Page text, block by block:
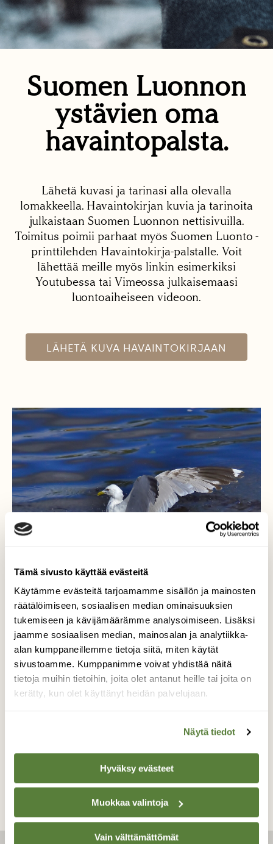
Tämä sivusto käyttää evästeitä
Käytämme evästeitä tarjoamamme sisällön ja mainosten
räätälöimiseen, sosiaalisen median ominaisuuksien
tukemiseen ja kävijämäärämme analysoimiseen. Lisäksi
jaamme sosiaalisen median, mainosalan ja analytiikka-
alan kumppaneillemme tietoja siitä, miten käytät
sivustoamme. Kumppanimme voivat yhdistää näitä
tietoja muihin tietoihin, joita olet antanut heille tai joita on
kerätty, kun olet käyttänyt heidän palvelujaan.
Näytä tiedot
Hyväksy evästeet
Muokkaa valintoja
Vain välttämättömät
Suomen Luonnon
ystävien oma
havaintopalsta.
Lähetä kuvasi ja tarinasi alla olevalla
lomakkeella. Havaintokirjan kuvia ja tarinoita
julkaistaan Suomen Luonnon nettisivuilla.
Toimitus poimii parhaat myös Suomen Luonto -
printtilehden Havaintokirja-palstalle. Voit
lähettää meille myös linkin esimerkiksi
Youtubessa tai Vimeossa julkaisemaasi
luontoaiheiseen videoon.
LÄHETÄ KUVA HAVAINTOKIRJAAN
Kalalokki
Lokin sukelluksesta nousu.Ei tainnut saalista
löytyä.
Valokuvaaja: Markku Pelkonen, Jyväskylä
23.06.2026